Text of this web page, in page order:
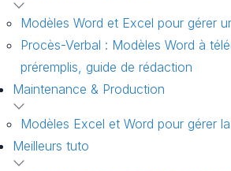
Modèles Word et Excel pour gérer
Procès-Verbal : Modèles Word à
préremplis, guide de rédaction
Maintenance & Production
Modèles Excel et Word pour gérer
Meilleurs tuto